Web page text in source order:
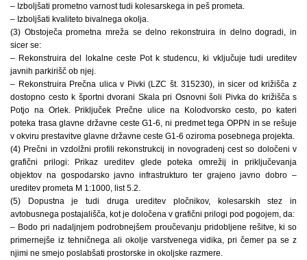
– Izboljšati prometno varnost tudi kolesarskega in peš prometa.
– Izboljšati kvaliteto bivalnega okolja.
(3) Obstoječa prometna mreža se delno rekonstruira in delno dogradi, in
sicer se:
– Rekonstruira del lokalne ceste Pot k studencu, ki vključuje tudi ureditev
javnih parkirišč ob njej.
– Rekonstruira Prečna ulica v Pivki (LZC št. 315230), in sicer od križišča z
dostopno cesto k športni dvorani Skala pri Osnovni šoli Pivka do križišča s
Potjo na Orlek. Priključek Prečne ulice na Kolodvorsko cesto, po kateri
poteka trasa glavne državne ceste G1-6, ni predmet tega OPPN in se rešuje
v okviru prestavitve glavne državne ceste G1-6 oziroma posebnega projekta.
(4) Prečni in vzdolžni profili rekonstrukcij in novogradenj cest so določeni v
grafični prilogi: Prikaz ureditev glede poteka omrežij in priključevanja
objektov na gospodarsko javno infrastrukturo ter grajeno javno dobro –
ureditev prometa M 1:1000, list 5.2.
(5) Dopustna je tudi druga ureditev pločnikov, kolesarskih stez in
avtobusnega postajališča, kot je določena v grafični prilogi pod pogojem, da:
– Bodo pri nadaljnjem podrobnejšem proučevanju pridobljene rešitve, ki so
primernejše iz tehničnega ali okolje varstvenega vidika, pri čemer pa se z
njimi ne smejo poslabšati prostorske in okoljske razmere.